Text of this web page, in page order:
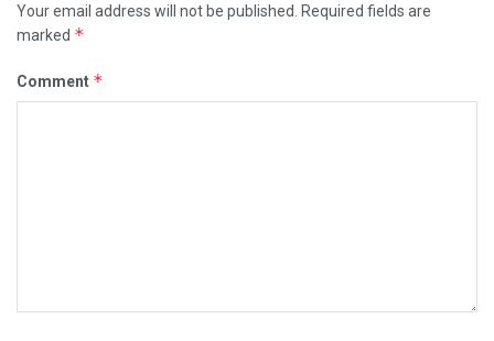
Your email address will not be published.
Required fields are
marked *
Comment *